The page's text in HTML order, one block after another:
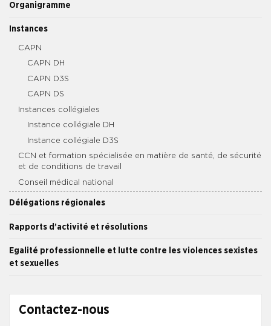
Organigramme
Instances
CAPN
CAPN DH
CAPN D3S
CAPN DS
Instances collégiales
Instance collégiale DH
Instance collégiale D3S
CCN et formation spécialisée en matière de santé, de sécurité
et de conditions de travail
Conseil médical national
Délégations régionales
Rapports d’activité et résolutions
Egalité professionnelle et lutte contre les violences sexistes
et sexuelles
Contactez-nous